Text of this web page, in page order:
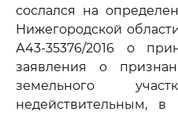
сослался на
Нижегородской
А43-35376/2016 о
заявления о
земельного
недействительным,